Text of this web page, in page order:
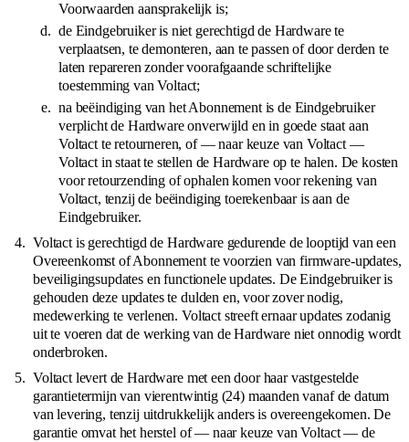
Voorwaarden aansprakelijk is;
de Eindgebruiker is niet gerechtigd de Hardware te
verplaatsen, te demonteren, aan te passen of door derden te
laten repareren zonder voorafgaande schriftelijke
toestemming van Voltact;
na beëindiging van het Abonnement is de Eindgebruiker
verplicht de Hardware onverwijld en in goede staat aan
Voltact te retourneren, of — naar keuze van Voltact —
Voltact in staat te stellen de Hardware op te halen. De kosten
voor retourzending of ophalen komen voor rekening van
Voltact, tenzij de beëindiging toerekenbaar is aan de
Eindgebruiker.
Voltact is gerechtigd de Hardware gedurende de looptijd van een
Overeenkomst of Abonnement te voorzien van firmware-updates,
beveiligingsupdates en functionele updates. De Eindgebruiker is
gehouden deze updates te dulden en, voor zover nodig,
medewerking te verlenen. Voltact streeft ernaar updates zodanig
uit te voeren dat de werking van de Hardware niet onnodig wordt
onderbroken.
Voltact levert de Hardware met een door haar vastgestelde
garantietermijn van vierentwintig (24) maanden vanaf de datum
van levering, tenzij uitdrukkelijk anders is overeengekomen. De
garantie omvat het herstel of — naar keuze van Voltact — de